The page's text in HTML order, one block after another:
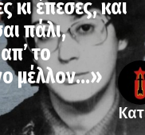
κι έπεσες, και
πάλι,
το
μέλλον…»